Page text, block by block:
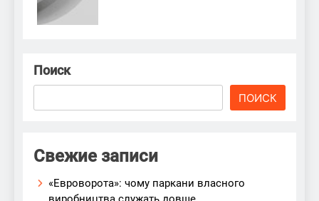
Поиск
ПОИСК
Свежие записи
«Евроворота»: чому паркани власного